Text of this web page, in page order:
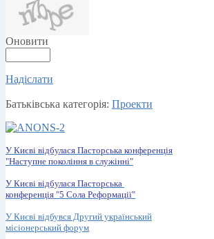
Оновити
Надіслати
Батьківська категорія: Проекти
У Києві відбулася Пасторська конференція
"Наступне покоління в служінні"
У Києві відбулася Пасторська
конференція "5 Сола Реформації"
У Києві відбувся Другий український
місіонерський форум